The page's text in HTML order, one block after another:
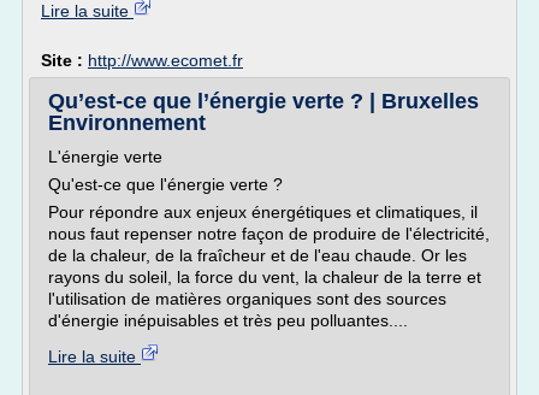
Lire la suite
Site : http://www.ecomet.fr
Qu’est-ce que l’énergie verte ? | Bruxelles
Environnement
L'énergie verte
Qu'est-ce que l'énergie verte ?
Pour répondre aux enjeux énergétiques et climatiques, il
nous faut repenser notre façon de produire de l'électricité,
de la chaleur, de la fraîcheur et de l'eau chaude. Or les
rayons du soleil, la force du vent, la chaleur de la terre et
l'utilisation de matières organiques sont des sources
d'énergie inépuisables et très peu polluantes....
Lire la suite